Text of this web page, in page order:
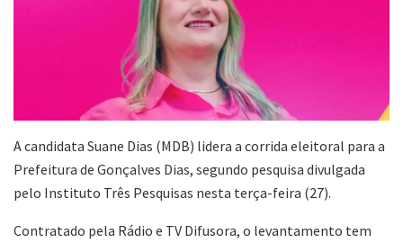
A candidata Suane Dias (MDB) lidera a corrida eleitoral para a
Prefeitura de Gonçalves Dias, segundo pesquisa divulgada
pelo Instituto Três Pesquisas nesta terça-feira (27).
Contratado pela Rádio e TV Difusora, o levantamento tem